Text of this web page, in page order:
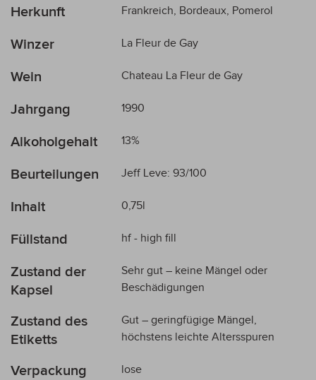
Mehr
Herkunft Frankreich, Bordeaux, Pomerol
Winzer La Fleur de Gay
Wein Chateau La Fleur de Gay
Jahrgang 1990
Alkoholgehalt 13%
Beurteilungen Jeff Leve: 93/100
Inhalt 0,75l
Füllstand hf - high fill
Zustand der
Kapsel
Sehr gut – keine Mängel oder
Beschädigungen
Zustand des
Etiketts
Gut – geringfügige Mängel,
höchstens leichte Altersspuren
Verpackung lose